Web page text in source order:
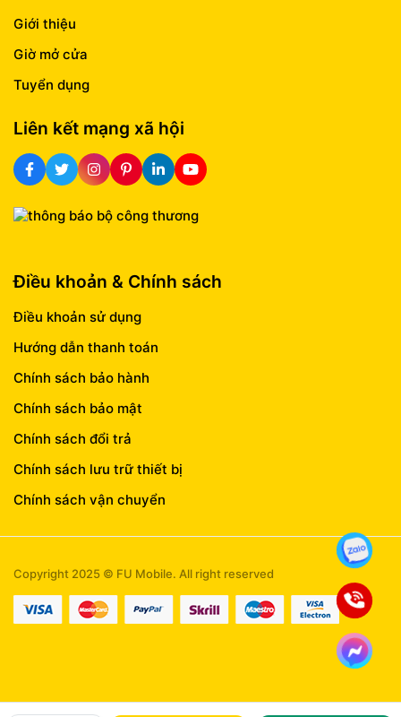
Giới thiệu
Giờ mở cửa
Tuyển dụng
Liên kết mạng xã hội
Điều khoản & Chính sách
Điều khoản sử dụng
Hướng dẫn thanh toán
Chính sách bảo hành
Chính sách bảo mật
Chính sách đổi trả
Chính sách lưu trữ thiết bị
Chính sách vận chuyển
Copyright 2025 © FU Mobile. All right reserved